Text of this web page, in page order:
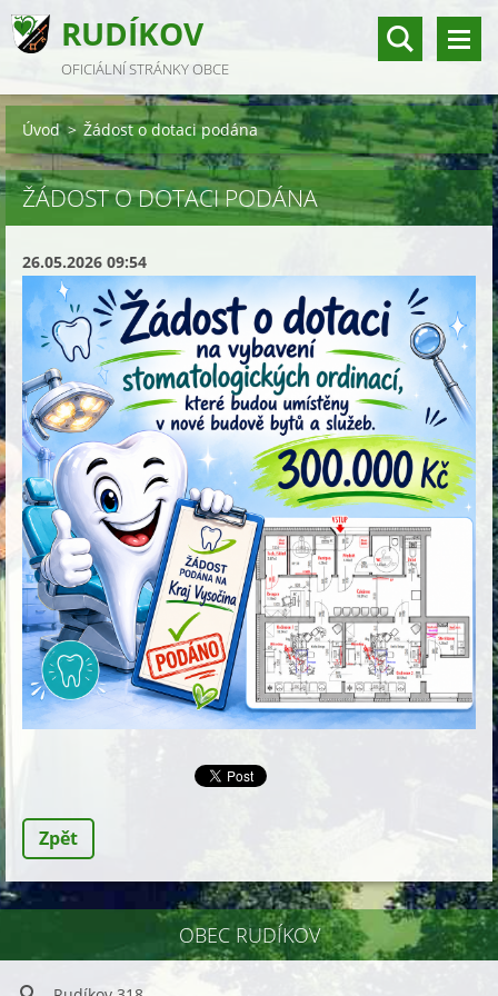
RUDÍKOV
OFICIÁLNÍ STRÁNKY OBCE
Úvod > Žádost o dotaci podána
ŽÁDOST O DOTACI PODÁNA
26.05.2026 09:54
Zpět
OBEC RUDÍKOV